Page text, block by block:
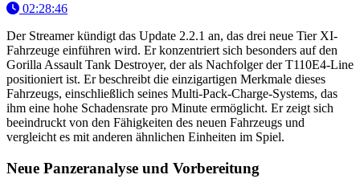
02:28:46
Der Streamer kündigt das Update 2.2.1 an, das drei neue Tier XI-
Fahrzeuge einführen wird. Er konzentriert sich besonders auf den
Gorilla Assault Tank Destroyer, der als Nachfolger der T110E4-Line
positioniert ist. Er beschreibt die einzigartigen Merkmale dieses
Fahrzeugs, einschließlich seines Multi-Pack-Charge-Systems, das
ihm eine hohe Schadensrate pro Minute ermöglicht. Er zeigt sich
beeindruckt von den Fähigkeiten des neuen Fahrzeugs und
vergleicht es mit anderen ähnlichen Einheiten im Spiel.
Neue Panzeranalyse und Vorbereitung